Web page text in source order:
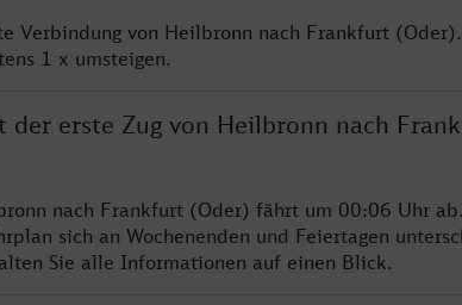
Verbindung von Heilbronn nach Frankfurt (Oder).
1 x umsteigen.
der erste Zug von Heilbronn nach
nach Frankfurt (Oder) fährt um 00:06 Uhr
sich an Wochenenden und Feiertagen
Sie alle Informationen auf einen Blick.